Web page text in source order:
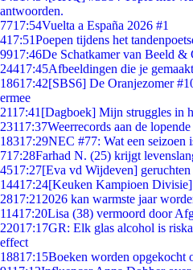
antwoorden.
7717:54Vuelta a España 2026 #1
417:51Poepen tijdens het
9917:46De Schatkamer van Beeld &
24417:45Afbeeldingen die je
18617:42[SBS6] De Oranjezomer
ermee
2117:41 [Dagboek] Mijn struggles in
23117:37Weerrecords aan de lopende
18317:29NEC #77: Wat een seizoen
717:28Farhad N. (25) krijgt
4517:27[Eva vd Wijdeven]
14417:24[Keuken Kampioen
2817:21 2026 kan warmste jaar
11417:20Lisa (38) vermoord door
22017:17GR: Elk glas alcohol is
effect
18817:15Boeken worden opgekocht